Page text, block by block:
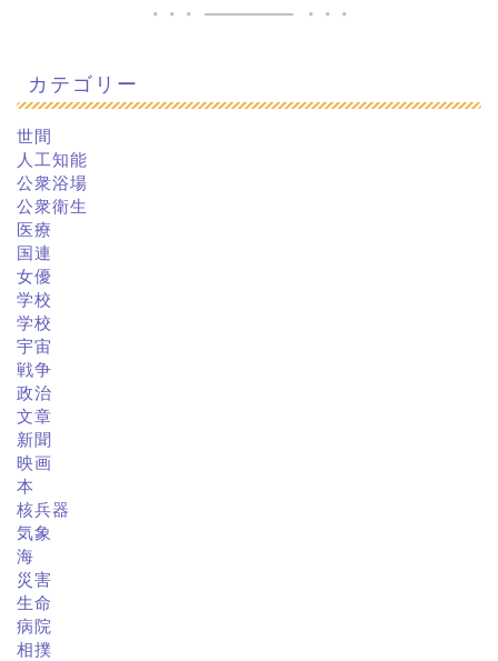
カテゴリー
世間
人工知能
公衆浴場
公衆衛生
医療
国連
女優
学校
学校
宇宙
戦争
政治
文章
新聞
映画
本
核兵器
気象
海
災害
生命
病院
相撲